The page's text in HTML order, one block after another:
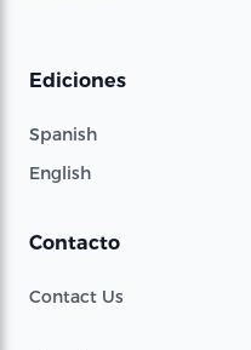
Ediciones
Spanish
English
Contacto
Contact Us